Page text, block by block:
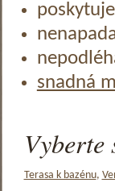
snadná
Vyberte
Terasa k bazénu,